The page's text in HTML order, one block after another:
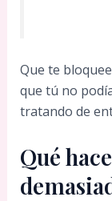
Que te
que tú no
tratando de
Qué